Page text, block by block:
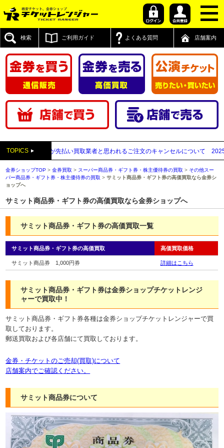
検索 ご利用ガイド よくある質問 店舗案内
TOPICS
】送付先が先払い買取業者と思われるご注文のキャンセルについて 2025年12
金券ショップTOP >金券買取 > スーパー商品券・ギフト券・株主優待券の買取 > その他スー
パー商品券・ギフト券・株主優待券の買取 >サミット商品券・ギフト券の高価買取なら金券シ
ョップへ
サミット商品券・ギフト券の高価買取なら金券ショップへ
サミット商品券・ギフト券の高価買取一覧
サミット商品券・ギフト券の高価買取 高価買取価格
サミット商品券 1,000円券 詳細はこちら
サミット商品券・ギフト券は金券ショップチケットレンジ
ャーで買取中！
サミット商品券・ギフト券各種は金券ショップチケットレンジャーで買
取しております。
郵送買取および各店舗にて買取しております。
金券・チケットのご売却(買取)について
店舗案内でご確認ください。
サミット商品券について